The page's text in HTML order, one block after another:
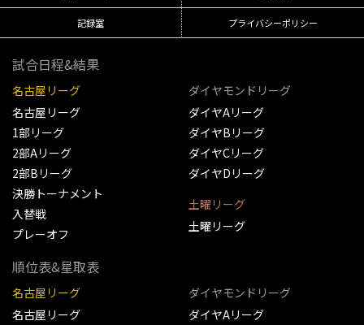
記録室 プライバシーポリシー
試合日程&結果
名古屋リーグ
名古屋リーグ
1部リーグ
2部Aリーグ
2部Bリーグ
決勝トーナメント
入替戦
プレーオフ
ダイヤモンドリーグ
ダイヤAリーグ
ダイヤBリーグ
ダイヤCリーグ
ダイヤDリーグ
土曜リーグ
土曜リーグ
順位表&星取表
名古屋リーグ
名古屋リーグ
ダイヤモンドリーグ
ダイヤAリーグ